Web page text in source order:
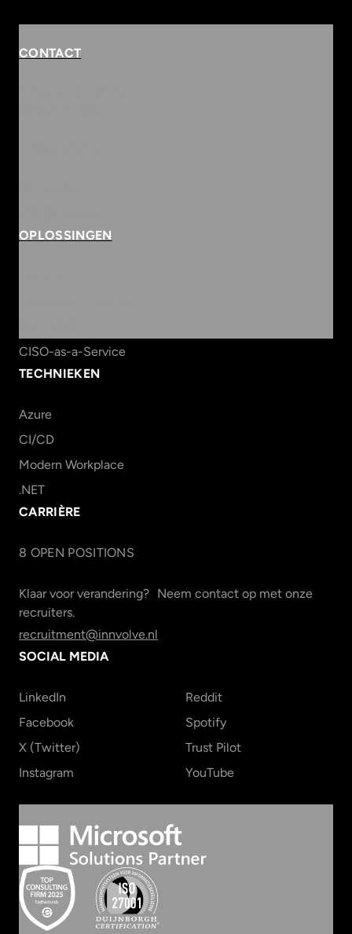
CONTACT
OPLOSSINGEN
CISO-as-a-Service
TECHNIEKEN
Azure
CI/CD
Modern Workplace
.NET
CARRIÈRE
8 OPEN POSITIONS
Klaar voor verandering? Neem contact op met onze
recruiters.
recruitment@innvolve.nl
SOCIAL MEDIA
LinkedIn
Facebook
X (Twitter)
Instagram
Reddit
Spotify
Trust Pilot
YouTube